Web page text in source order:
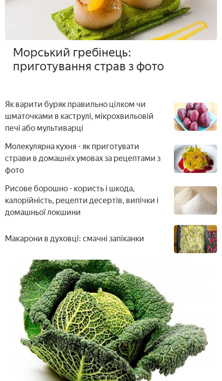
Морський гребінець:
приготування страв з фото
Як варити буряк правильно цілком чи
шматочками в каструлі, мікрохвильовій
печі або мультиварці
Молекулярна кухня - як приготувати
страви в домашніх умовах за рецептами з
фото
Рисове борошно - користь і шкода,
калорійність, рецепти десертів, випічки і
домашньої локшини
Макарони в духовці: смачні запіканки